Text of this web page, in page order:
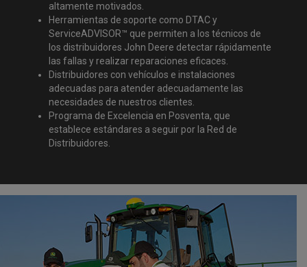
altamente motivados.
Herramientas de soporte como DTAC y
ServiceADVISOR™ que permiten a los técnicos de
los distribuidores John Deere detectar rápidamente
las fallas y realizar reparaciones eficaces.
Distribuidores con vehículos e instalaciones
adecuadas para atender adecuadamente las
necesidades de nuestros clientes.
Programa de Excelencia en Posventa, que
establece estándares a seguir por la Red de
Distribuidores.